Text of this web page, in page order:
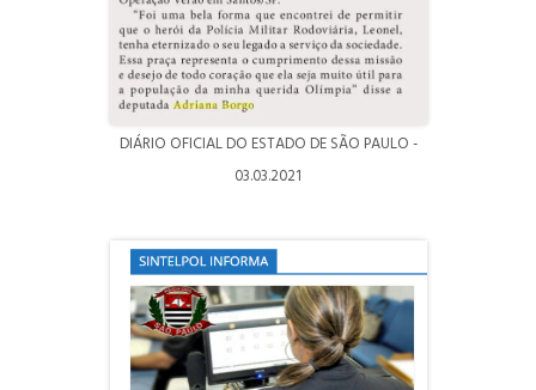
DIÁRIO OFICIAL DO ESTADO DE SÃO PAULO -
03.03.2021